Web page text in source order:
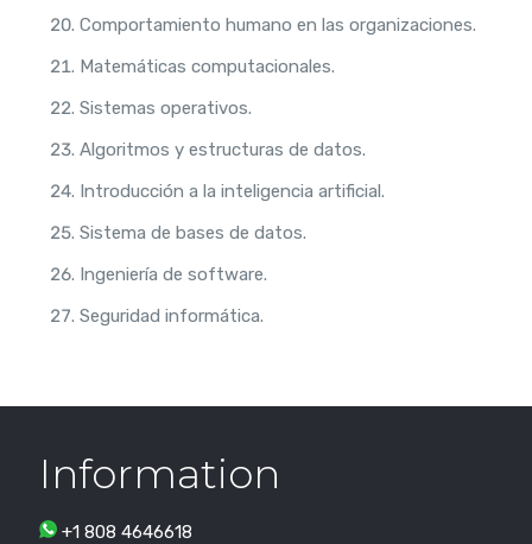
Comportamiento humano en las organizaciones.
Matemáticas computacionales.
Sistemas operativos.
Algoritmos y estructuras de datos.
Introducción a la inteligencia artificial.
Sistema de bases de datos.
Ingeniería de software.
Seguridad informática.
Information
+1 808 4646618